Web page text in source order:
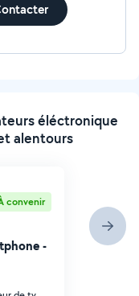
éléctronique
alentours
convenir
-